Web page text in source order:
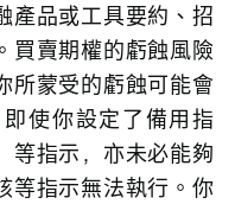
產品或工具要約、招
買賣期權的虧蝕風險
所蒙受的虧蝕可能會
使你設定了備用指
等指示，亦未必能夠
等指示無法執行。你